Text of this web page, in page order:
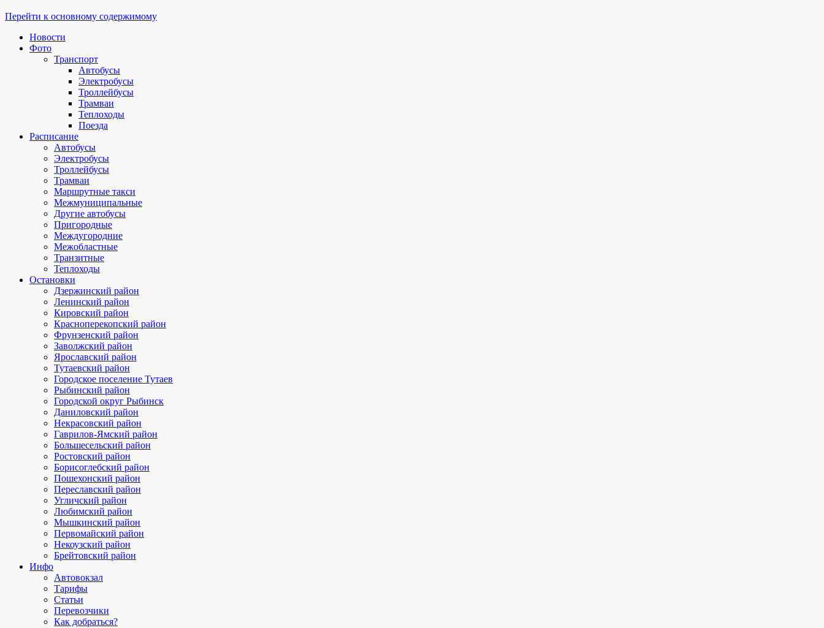
Перейти к основному содержимому
Новости
Фото
Транспорт
Автобусы
Электробусы
Троллейбусы
Трамваи
Теплоходы
Поезда
Расписание
Автобусы
Электробусы
Троллейбусы
Трамваи
Маршрутные такси
Межмуниципальные
Другие автобусы
Пригородные
Междугородние
Межобластные
Транзитные
Теплоходы
Остановки
Дзержинский район
Ленинский район
Кировский район
Красноперекопский район
Фрунзенский район
Заволжский район
Ярославский район
Тутаевский район
Городское поселение Тутаев
Рыбинский район
Городской округ Рыбинск
Даниловский район
Некрасовский район
Гаврилов-Ямский район
Большесельский район
Ростовский район
Борисоглебский район
Пошехонский район
Переславский район
Угличский район
Любимский район
Мышкинский район
Первомайский район
Некоузский район
Брейтовский район
Инфо
Автовокзал
Тарифы
Статьи
Перевозчики
Как добраться?